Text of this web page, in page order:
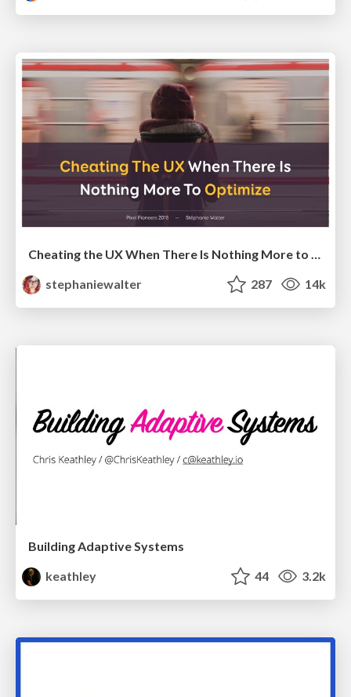
Cheating the UX When There Is Nothing More to Optimize - PixelPioneers
stephaniewalter
287 14k
Building Adaptive Systems
keathley
44 3.2k